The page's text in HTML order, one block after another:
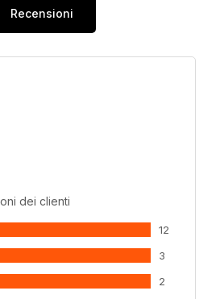
Recensioni
dei clienti
12
3
2